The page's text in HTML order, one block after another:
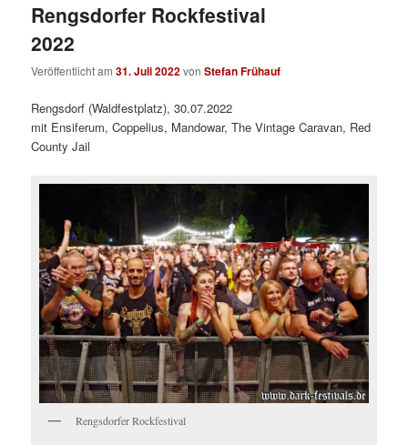
Rengsdorfer Rockfestival
2022
Veröffentlicht am31. Juli 2022vonStefan Frühauf
Rengsdorf (Waldfestplatz), 30.07.2022
mit Ensiferum, Coppelius, Mandowar, The Vintage Caravan, Red
County Jail
Rengsdorfer Rockfestival